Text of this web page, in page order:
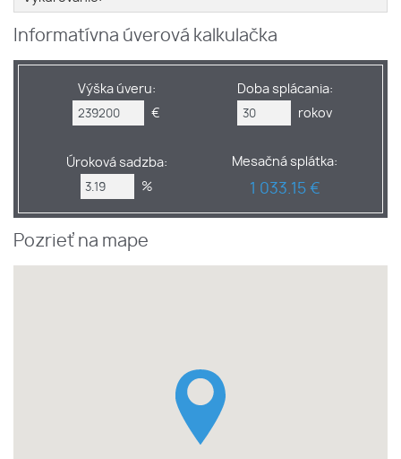
Informatívna úverová kalkulačka
Výška úveru:
€
Doba splácania:
rokov
Úroková sadzba:
%
Mesačná splátka:
1 033.15 €
Pozrieť na mape